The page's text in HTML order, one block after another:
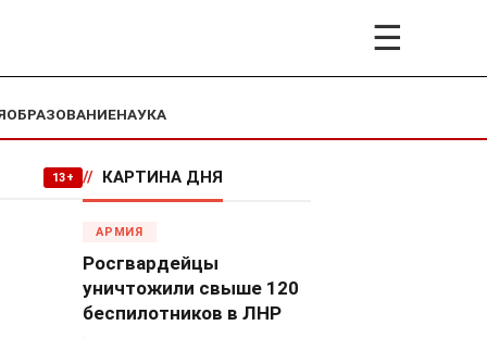
☰
ОБРАЗОВАНИЕНАУКА
13+ // КАРТИНА ДНЯ
АРМИЯ
Росгвардейцы
уничтожили свыше 120
беспилотников в ЛНР